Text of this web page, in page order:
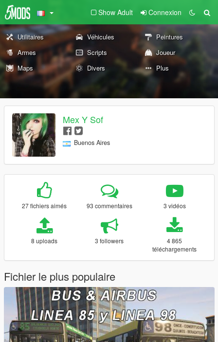
Show Adult Connexion
Utilitaires Véhicules
Peintures
Armes
Scripts
Joueur
Maps
Divers Plus
Mex Y Sof
Buenos Aires
27 fichiers aimés 93 commentaires 3 vidéos
8 uploads 3 followers
4 865
téléchargements
Fichier le plus populaire